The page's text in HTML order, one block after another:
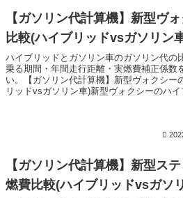
【ガソリン代計算機】新型ヴ
比較(ハイブリッドvsガソリン
ハイブリッドとガソリン車のガソリン代の
乗る期間・年間走行距離・実燃費補正係数
い。【ガソリン代計算機】新型ヴォクシー
リッドvsガソリン車)新型ヴォクシーのハイ
【ガソリン代計算機】新型ス
燃費比較(ハイブリッドvsガソ